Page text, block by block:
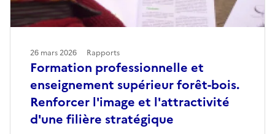
Formation professionnelle et
enseignement supérieur forêt-bois.
Renforcer l'image et l'attractivité
d'une filière stratégique
26 mars 2026 Rapports